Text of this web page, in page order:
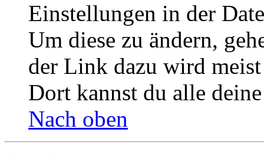
Einstellungen in der
Um diese zu ändern,
der Link dazu wird
Dort kannst du alle
Nach oben